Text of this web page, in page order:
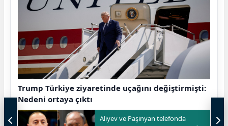
Trump Türkiye ziyaretinde uçağını değiştirmişti:
Nedeni ortaya çıktı
Aliyev ve Paşinyan telefonda